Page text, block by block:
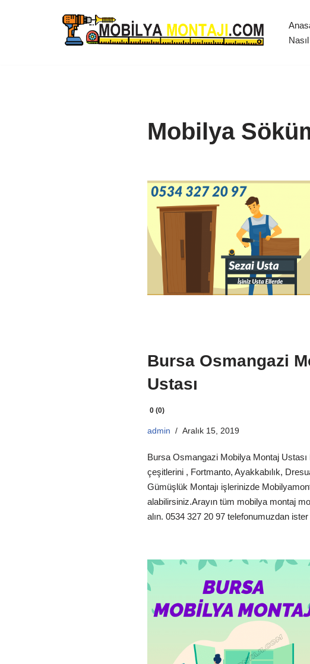
Nasıl
Mobilya
Bursa Osmangazi
Ustası
0 (0)
admin Aralık 15, 2019
Bursa Osmangazi Mobilya Montaj
çeşitlerini , Fortmanto, Ayakkabılık,
Gümüşlük Montajı işlerinizde
alabilirsiniz.Arayın tüm mobilya montaj
alın. 0534 327 20 97 telefonumuzdan